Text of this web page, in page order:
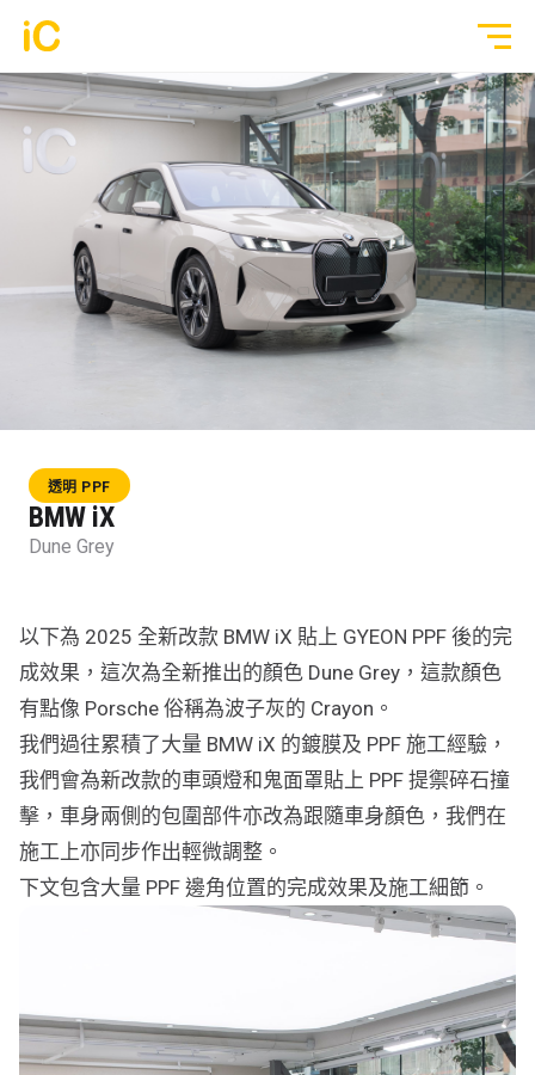
鍍膜塗層
GYEON 傳統鍍膜塗層
ULGO® Black Infinity™ 自修復鍍膜
PPF 車漆保護膜
透明 GYEON® PPF
3M® Crystalline™ 玻璃隔熱膜
行車紀錄儀
為您推薦
車漆保護方案建議
全部作品
透明 PPF
轉色 Color PPF
透明 PPF
BMW iX
Dune Grey
以下為 2025 全新改款 BMW iX 貼上 GYEON PPF 後的完
成效果，這次為全新推出的顏色 Dune Grey，這款顏色
有點像 Porsche 俗稱為波子灰的 Crayon。
我們過往累積了大量 BMW iX 的鍍膜及 PPF 施工經驗，
我們會為新改款的車頭燈和鬼面罩貼上 PPF 提禦碎石撞
擊，車身兩側的包圍部件亦改為跟隨車身顏色，我們在
施工上亦同步作出輕微調整。
下文包含大量 PPF 邊角位置的完成效果及施工細節。